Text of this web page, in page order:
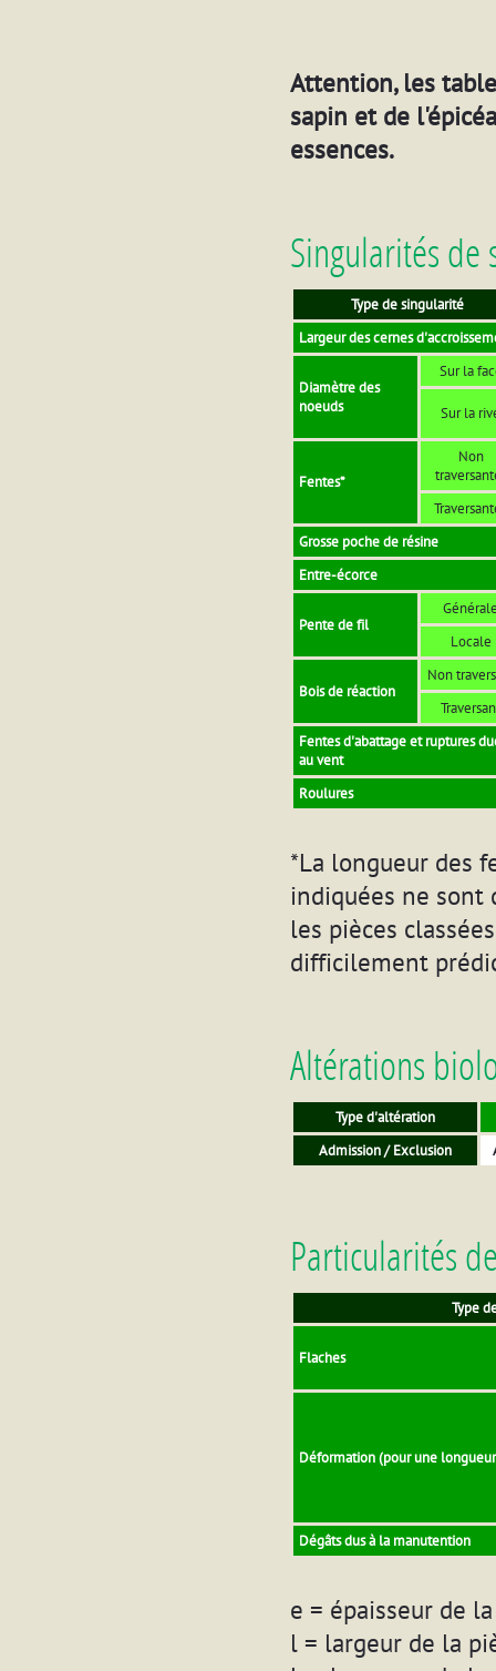
Attention, les
sapin et de
essences.
Singularités de
Type de singularité
Largeur des cernes
Diamètre des
noeuds
Sur la
Sur la
Fentes*
Non
Grosse poche de résine
Entre-écorce
Pente de fil
Locale
Bois de réaction
Non
Fentes d'abattage et ruptures
au vent
Roulures
*La longueur des
indiquées ne sont
les pièces
difficilement
Altérations
Type d'altération
Admission / Exclusion
Particularités
Type
Flaches
Déformation (pour une
Dégâts dus à la manutention
e = épaisseur de
l = largeur de la